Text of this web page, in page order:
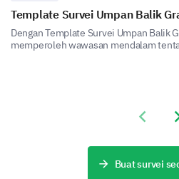
Share your overall
comments you have for us.
Please, share any
Template Survei Umpan Balik
Dengan Template Survei Umpan Balik
memperoleh wawasan mendalam
Previous
Buat survei